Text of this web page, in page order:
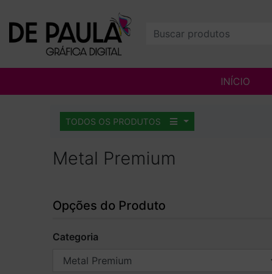
INÍCIO
TODOS OS PRODUTOS
Metal Premium
Opções do Produto
Categoria